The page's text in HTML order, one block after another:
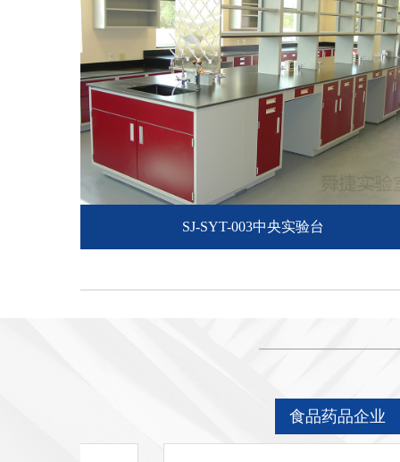
SJ-SYT-003中央实验台
食品药品企业